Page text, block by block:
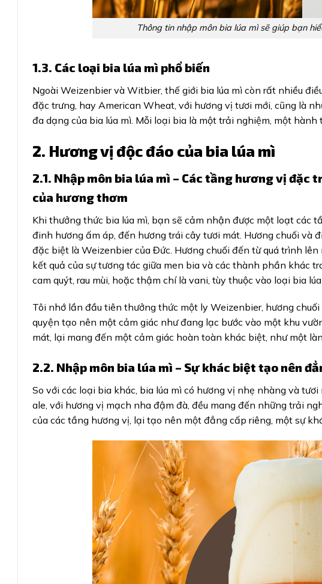
Thông tin nhập môn bia lúa mì sẽ giúp bạn
1.3. Các loại bia lúa mì phổ biến
Ngoài Weizenbier và Witbier, thế giới bia lúa mì còn rất nhiều
đặc trưng, hay American Wheat, với hương vị tươi mới, cũng là
đa dạng của bia lúa mì. Mỗi loại bia là một trải nghiệm, một
2. Hương vị độc đáo của bia lúa mì
2.1. Nhập môn bia lúa mì – Các tầng hương vị
của hương thơm
Khi thưởng thức bia lúa mì, bạn sẽ cảm nhận được một loạt các
đinh hương ấm áp, đến hương trái cây tươi mát. Hương chuối và
đặc biệt là Weizenbier của Đức. Hương chuối đến từ quá trình
kết quả của sự tương tác giữa men bia và các thành phần khác
cam quýt, rau mùi, hoặc thậm chí là vani, tùy thuộc vào loại bia
Tôi nhớ lần đầu tiên thưởng thức một ly Weizenbier, hương
quyện tạo nên một cảm giác như đang lạc bước vào một khu
mát, lại mang đến một cảm giác hoàn toàn khác biệt, như một
2.2. Nhập môn bia lúa mì – Sự khác biệt tạo nên
So với các loại bia khác, bia lúa mì có hương vị nhẹ nhàng và
ale, với hương vị mạch nha đậm đà, đều mang đến những trải
của các tầng hương vị, lại tạo nên một đẳng cấp riêng, một sự